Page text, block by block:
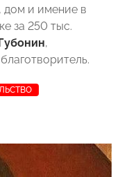
дом и имение в
за 250 тыс.
,